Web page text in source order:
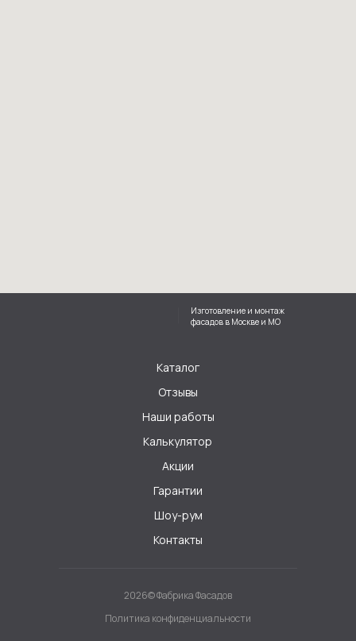
Наши работы
Контакты
Отзывы
Калькулятор
Акции
Гарантии
Шоу-рум
Каталог
Изготовление и монтаж
фасадов в Москве и МО
2026© Фабрика Фасадов
Политика конфиденциальности